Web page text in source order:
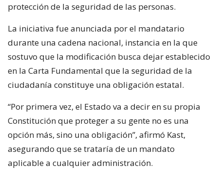
protección de la seguridad de las personas.
La iniciativa fue anunciada por el mandatario
durante una cadena nacional, instancia en la que
sostuvo que la modificación busca dejar establecido
en la Carta Fundamental que la seguridad de la
ciudadanía constituye una obligación estatal.
“Por primera vez, el Estado va a decir en su propia
Constitución que proteger a su gente no es una
opción más, sino una obligación”, afirmó Kast,
asegurando que se trataría de un mandato
aplicable a cualquier administración.